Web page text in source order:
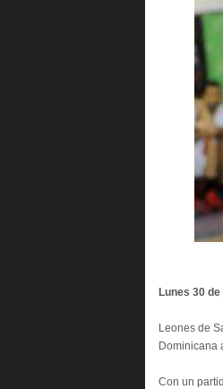
Leones de
Dominicana
Con un